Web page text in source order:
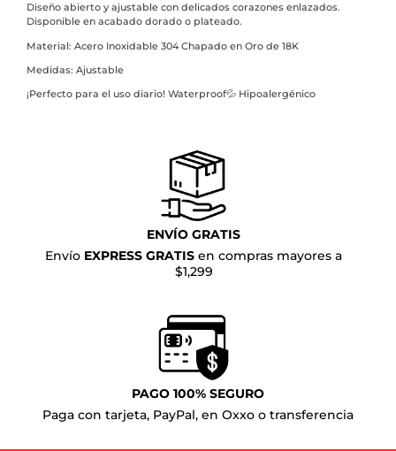
Diseño abierto y ajustable con delicados corazones enlazados.
Disponible en acabado dorado o plateado.
Material: Acero Inoxidable 304 Chapado en Oro de 18K
Medidas: Ajustable
¡Perfecto para el uso diario! Waterproof💦 Hipoalergénico
ENVÍO GRATIS
Envío EXPRESS GRATIS en compras mayores a
$1,299
PAGO 100% SEGURO
Paga con tarjeta, PayPal, en Oxxo o transferencia